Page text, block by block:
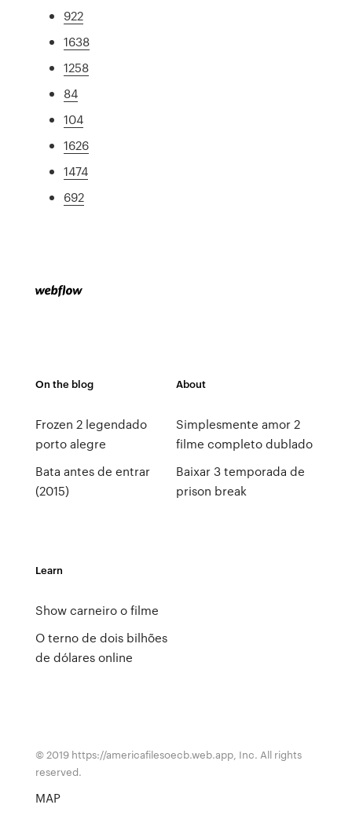
922
1638
1258
84
104
1626
1474
692
On the blog
Frozen 2 legendado
porto alegre
Bata antes de entrar
(2015)
About
Simplesmente amor 2
filme completo dublado
Baixar 3 temporada de
prison break
Learn
Show carneiro o filme
O terno de dois bilhões
de dólares online
© 2019 https://americafilesoecb.web.app, Inc. All rights
reserved.
MAP